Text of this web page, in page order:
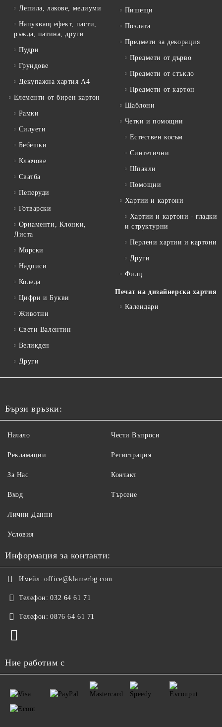
Лепила, лакове, медиуми
Напукващ ефект, пасти,
ръжда, патина, други
Пудри
Грундове
Декупажна хартия А4
Елементи от бирен картон
Рамки
Силуети
Бебешки
Ключове
Сватба
Пеперуди
Готварски
Орнаменти, Клонки,
Листа
Морски
Надписи
Коледа
Цифри и Букви
Животни
Свети Валентин
Великден
Други
Пишещи
Позлата
Предмети за декорация
Предмети от дърво
Предмети от стъкло
Предмети от картон
Шаблони
Четки и помощни
Естествен косъм
Синтетични
Шпакли
Помощни
Хартии и картони
Хартии и картони - гладки
и структурни
Перлени хартии и картони
Други
Филц
Печат на дизайнерска хартия
Календари
Бързи връзки:
Начало
Рекламации
За Нас
Вход
Чести Въпроси
Регистрация
Контакт
Търсене
Лични Данни
Условия
Информация за контакти:
Имейл: office@klamerbg.com
Телефон: 032 64 61 71
Телефон: 0876 64 61 71
Ние работим с